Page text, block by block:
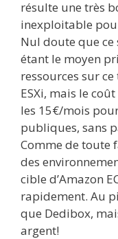
résulte une très
inexploitable
Nul doute que
étant le moyen
ressources sur
ESXi, mais le
les 15€/mois
publiques, sans
Comme de toute
des
cible d’Amazon
rapidement. Au
que Dedibox,
argent!